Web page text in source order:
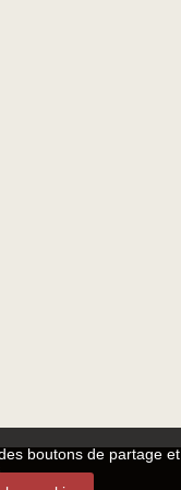
boutons de partage